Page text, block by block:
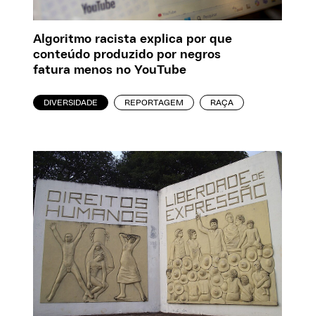
Algoritmo racista explica por que
conteúdo produzido por negros
fatura menos no YouTube
DIVERSIDADE REPORTAGEM RAÇA